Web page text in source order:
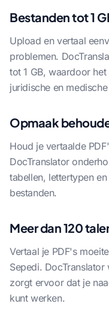
Bestanden tot 1
Upload en vertaal
problemen.
tot 1 GB, waardoor
juridische en
Opmaak
Houd je vertaalde
DocTranslator
tabellen, lettertypen
bestanden.
Meer dan 120
Vertaal je PDF's
Sepedi.
zorgt ervoor dat je
kunt werken.